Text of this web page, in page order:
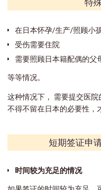
在日本怀孕/生产/照顾小
受伤需要住院
需要照顾日本籍配偶的父
​等等情况。
这种情况下， 需要提交医
不得不留在日本的必要性，
短期签证申
时间较为充足的情况